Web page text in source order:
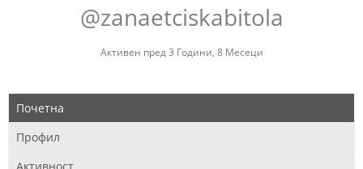
@zanaetciskabitola
Активен пред 3 Години, 8 Месеци
Почетна
Профил
Активност